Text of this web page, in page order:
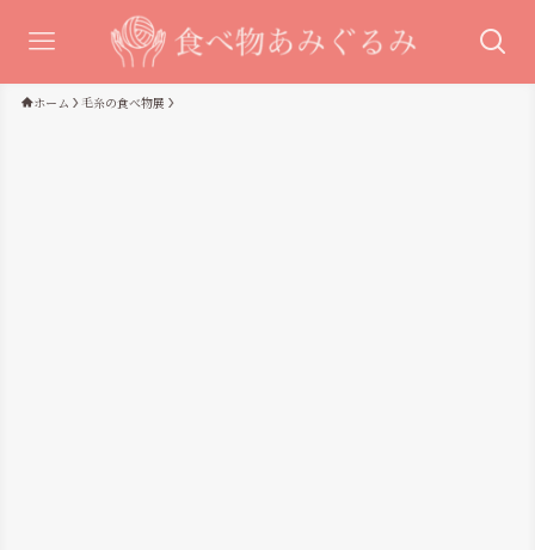
ホーム 毛糸の食べ物展